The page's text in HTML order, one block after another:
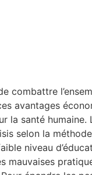
avantages
santé
selon la
niveau
mauvaises